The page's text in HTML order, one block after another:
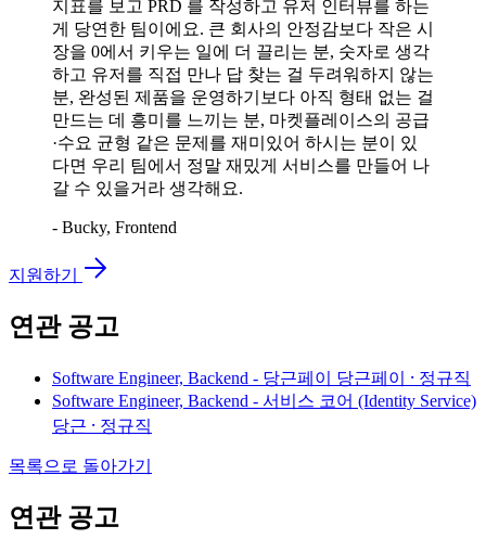
지표를 보고 PRD 를 작성하고 유저 인터뷰를 하는
게 당연한 팀이에요. 큰 회사의 안정감보다 작은 시
장을 0에서 키우는 일에 더 끌리는 분, 숫자로 생각
하고 유저를 직접 만나 답 찾는 걸 두려워하지 않는
분, 완성된 제품을 운영하기보다 아직 형태 없는 걸
만드는 데 흥미를 느끼는 분, 마켓플레이스의 공급
·수요 균형 같은 문제를 재미있어 하시는 분이 있
다면 우리 팀에서 정말 재밌게 서비스를 만들어 나
갈 수 있을거라 생각해요.
- Bucky, Frontend
지원하기
연관 공고
Software Engineer, Backend - 당근페이
당근페이 ⸱ 정규직
Software Engineer, Backend - 서비스 코어 (Identity Service)
당근 ⸱ 정규직
목록으로 돌아가기
연관 공고